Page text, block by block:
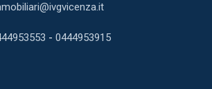
- 0444953915